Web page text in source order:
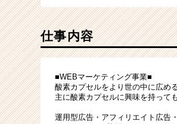
仕事内容
■WEBマーケティング事業■
酸素カプセルをより世の中に広め
主に酸素カプセルに興味を持って
運用型広告・アフィリエイト広告